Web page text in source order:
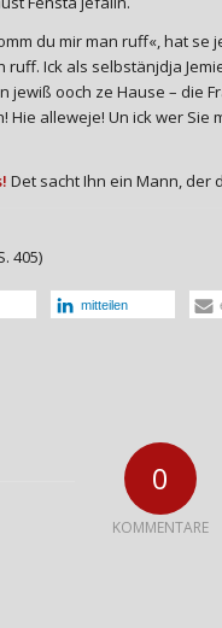
du mir man ruff«, hat se
ruff. Ick als selbstänjdja
ooch ze Hause – die
Hie alleweje! Un ick wer
Det sacht Ihn ein Mann, der
405)
mitteilen
0
KOMMENTARE